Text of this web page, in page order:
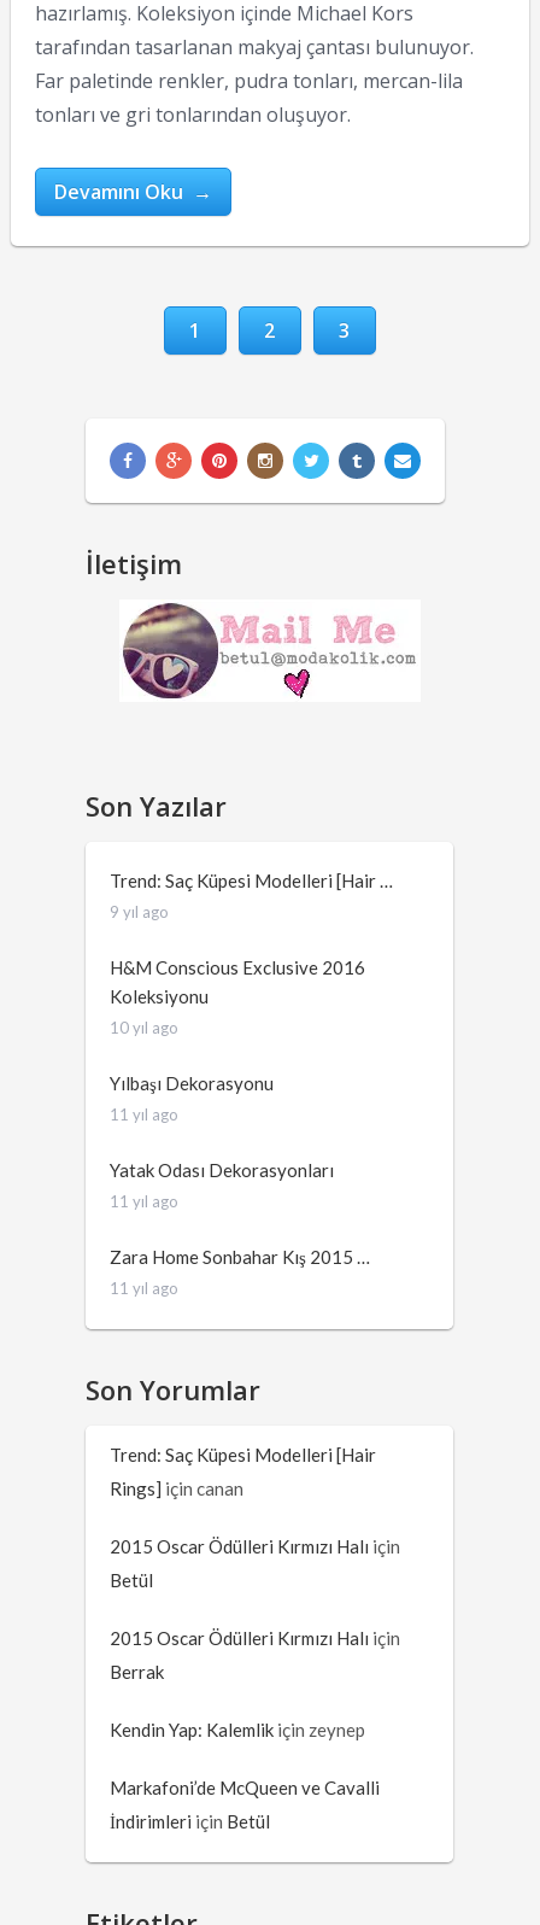
hazırlamış. Koleksiyon içinde Michael Kors
tarafından tasarlanan makyaj çantası bulunuyor.
Far paletinde renkler, pudra tonları, mercan-lila
tonları ve gri tonlarından oluşuyor.
Devamını Oku →
1 2 3
İletişim
Son Yazılar
Trend: Saç Küpesi Modelleri [Hair …
9 yıl ago
H&M Conscious Exclusive 2016
Koleksiyonu
10 yıl ago
Yılbaşı Dekorasyonu
11 yıl ago
Yatak Odası Dekorasyonları
11 yıl ago
Zara Home Sonbahar Kış 2015 …
11 yıl ago
Son Yorumlar
Trend: Saç Küpesi Modelleri [Hair
Rings] içincanan
2015 Oscar Ödülleri Kırmızı Halı için
Betül
2015 Oscar Ödülleri Kırmızı Halı için
Berrak
Kendin Yap: Kalemlik için zeynep
Markafoni’de McQueen ve Cavalli
İndirimleri için Betül